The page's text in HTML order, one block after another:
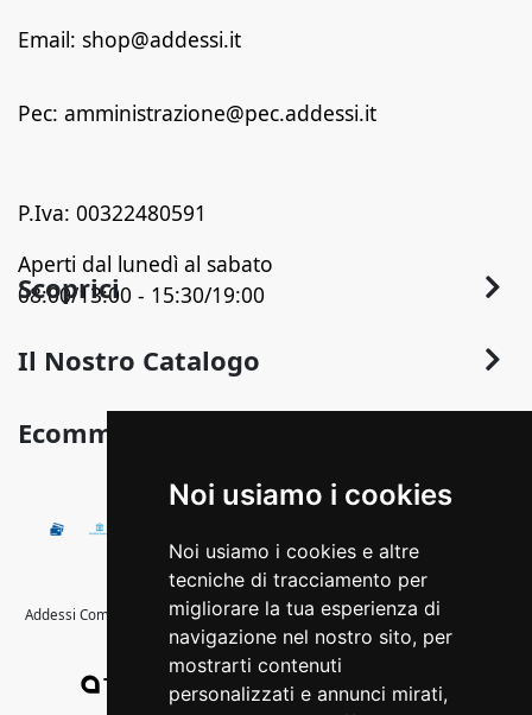
Noi usiamo i cookies
Noi usiamo i cookies e altre
tecniche di tracciamento per
migliorare la tua esperienza di
navigazione nel nostro sito, per
mostrarti contenuti
personalizzati e annunci mirati,
Email: shop@addessi.it
Pec: amministrazione@pec.addessi.it
P.Iva: 00322480591
Aperti dal lunedì al sabato
08:00/13:00 - 15:30/19:00
Scoprici
Chi Siamo
Termini e Privacy
Detrazioni fiscali
Il Nostro Catalogo
Pavimentazione
Illuminazione
Calore
Colore
Ecommerce
Condizioni Generali di Vendita
Pagamenti Disponibili
Spedizione e Imballaggio
Cambio, Resi e Rimborsi
Addessi Commerciale s.r.l. - © Copyright 2020 Tutti i diritti riservati -Strada
Provinciale Itri-Sperlonga, km 1,400
TredwebWEB: MARKETING | SOCIAL | E-COMMERCE